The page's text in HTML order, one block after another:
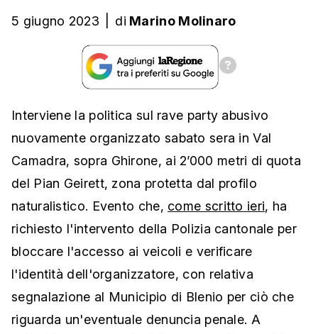
5 giugno 2023 di Marino Molinaro
Interviene la politica sul rave party abusivo
nuovamente organizzato sabato sera in Val
Camadra, sopra Ghirone, ai 2’000 metri di quota
del Pian Geirett, zona protetta dal profilo
naturalistico. Evento che, come scritto ieri, ha
richiesto l'intervento della Polizia cantonale per
bloccare l'accesso ai veicoli e verificare
l'identità dell'organizzatore, con relativa
segnalazione al Municipio di Blenio per ciò che
riguarda un'eventuale denuncia penale. A